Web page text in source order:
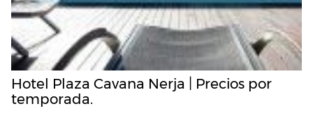
Hotel Plaza Cavana Nerja | Precios por
temporada.